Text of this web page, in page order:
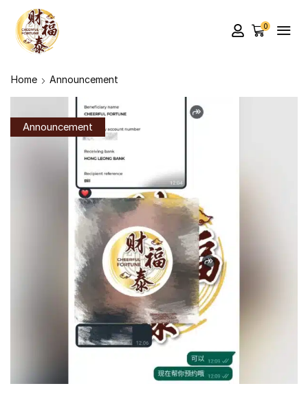
0
Home Announcement
Announcement